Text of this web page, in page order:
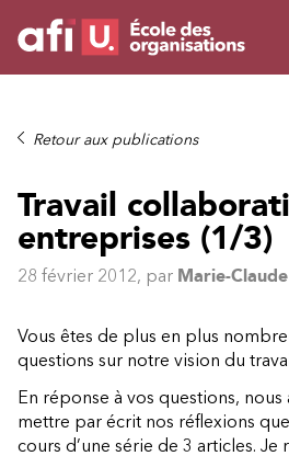
Formations
Sur mesure
À propos
Ressources
Retour aux publications
Travail
entreprises (1/3)
28 février 2012, par Marie-
Vous êtes de plus en plus
questions sur notre vision du
En réponse à vos questions, nous
mettre par écrit nos réflexions
cours d’une série de 3 articles. Je